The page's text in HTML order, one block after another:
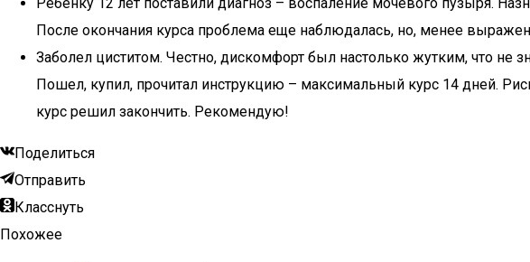
После окончания курса проблема еще наблюдалась, но, менее
Заболел циститом. Честно, дискомфорт был настолько жутким, что не
Пошел, купил, прочитал инструкцию – максимальный курс 14 дней.
курс решил закончить. Рекомендую!
Поделиться
Отправить
Класснуть
Похожее